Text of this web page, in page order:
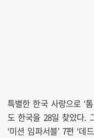
특별한 한국 사랑으로 ‘
도 한국을 28일 찾았다.
‘미션 임파서블’ 7편 ‘데